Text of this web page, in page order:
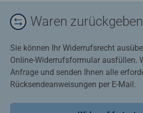
Waren zurückgeben
Sie können Ihr Widerrufsrecht
Online-Widerrufsformular ausfüllen.
Anfrage und senden Ihnen alle
Rücksendeanweisungen per E-Mail.